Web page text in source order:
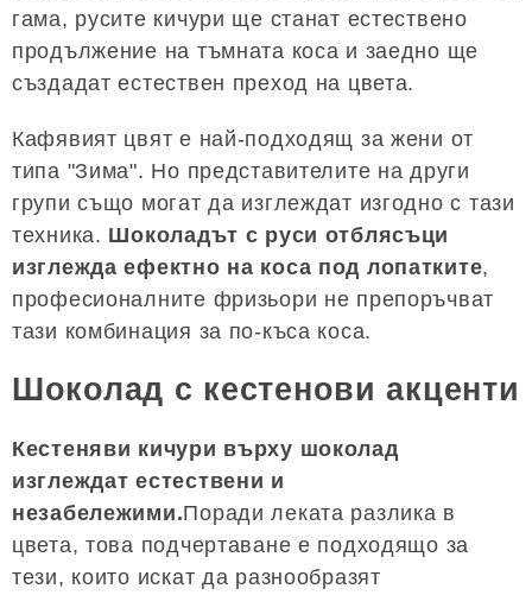
гама, русите кичури ще станат естествено
продължение на тъмната коса и заедно ще
създадат естествен преход на цвета.
Кафявият цвят е най-подходящ за жени от
типа "Зима". Но представителите на други
групи също могат да изглеждат изгодно с тази
техника. Шоколадът с руси отблясъци
изглежда ефектно на коса под лопатките,
професионалните фризьори не препоръчват
тази комбинация за по-къса коса.
Шоколад с кестенови акценти
Кестеняви кичури върху шоколад
изглеждат естествени и
незабележими.Поради леката разлика в
цвета, това подчертаване е подходящо за
тези, които искат да разнообразят